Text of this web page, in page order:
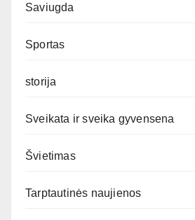
Saviugda
Sportas
storija
Sveikata ir sveika gyvensena
Švietimas
Tarptautinės naujienos